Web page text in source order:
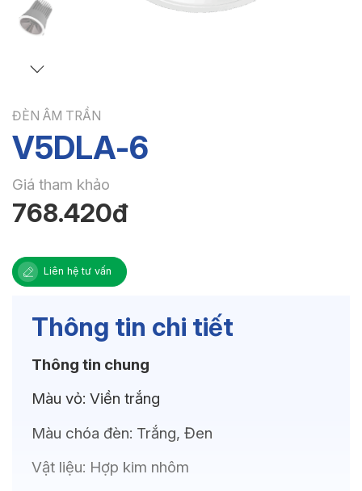
ĐÈN ÂM TRẦN
V5DLA-6
Giá tham khảo
768.420đ
Liên hệ tư vấn
Thông tin chi tiết
Thông tin chung
Màu vỏ: Viền trắng
Màu chóa đèn: Trắng, Đen
Vật liệu: Hợp kim nhôm